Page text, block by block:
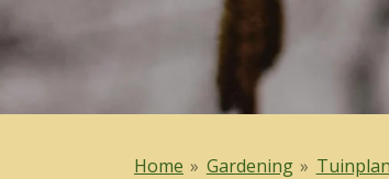
Home » Gardening »